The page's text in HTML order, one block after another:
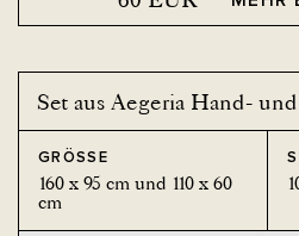
Set aus Aegeria Hand-
GRÖSSE
160 x 95 cm und 110 x 60
cm